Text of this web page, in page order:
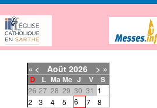
« < Août 2026 > »
D L Ma Me J V S
26 27 28 29 30 31 1
2
3 4 5 6 7
8